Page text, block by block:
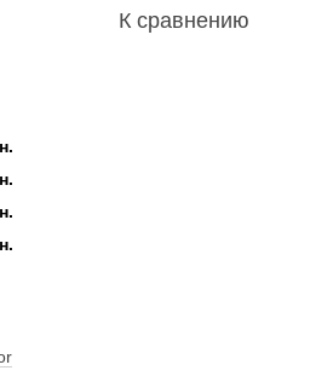
К сравнению